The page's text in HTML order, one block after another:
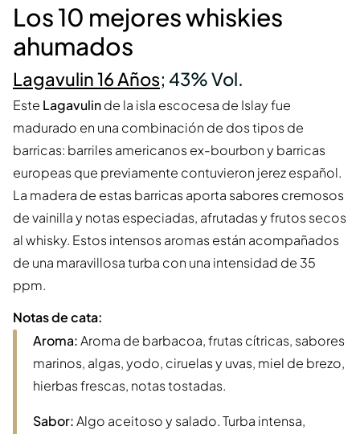
Los 10 mejores whiskies
ahumados
Lagavulin 16 Años; 43% Vol.
Este Lagavulinde la isla escocesa de Islay fue
madurado en una combinación de dos tipos de
barricas: barriles americanos ex-bourbon y barricas
europeas que previamente contuvieron jerez español.
La madera de estas barricas aporta sabores cremosos
de vainilla y notas especiadas, afrutadas y frutos secos
al whisky. Estos intensos aromas están acompañados
de una maravillosa turba con una intensidad de 35
ppm.
Notas de cata:
Aroma:Aroma de barbacoa, frutas cítricas, sabores
marinos, algas, yodo, ciruelas y uvas, miel de brezo,
hierbas frescas, notas tostadas.
Sabor:Algo aceitoso y salado. Turba intensa,